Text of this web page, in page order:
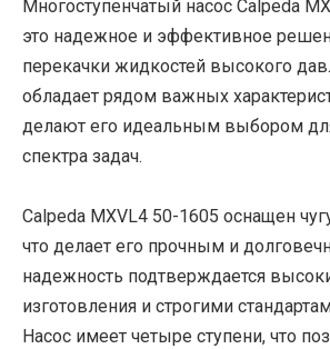
Многоступенчатый насос Calpeda
это надежное и эффективное
перекачки жидкостей высокого
обладает рядом важных
делают его идеальным выбором
спектра задач.
Calpeda MXVL4 50-1605 оснащен
что делает его прочным и
надежность подтверждается
изготовления и строгими
Насос имеет четыре ступени, что